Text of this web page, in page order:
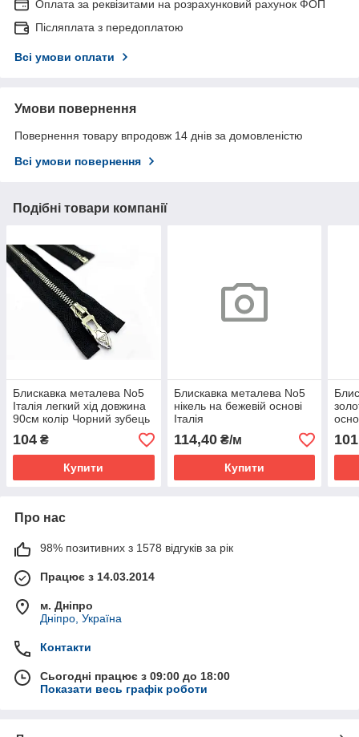
Оплата за реквізитами на розрахунковий рахунок ФОП
Післяплата з передоплатою
Всі умови оплати
Умови повернення
Повернення товару впродовж 14 днів за домовленістю
Всі умови повернення
Подібні товари компанії
Блискавка металева No5
Італія легкий хід довжина
90см колір Чорний зубець
нікель
104 ₴
Купити
Блискавка металева No5
нікель на бежевій основі
Італія
114,40₴/м
Купити
Про нас
98% позитивних з 1578 відгуків за рік
Працює з 14.03.2014
м. Дніпро
Дніпро, Україна
Контакти
Сьогодні працює з 09:00 до 18:00
Показати весь графік роботи